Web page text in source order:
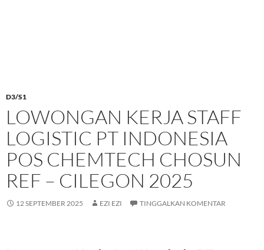
D3/S1
LOWONGAN KERJA STAFF
LOGISTIC PT INDONESIA
POS CHEMTECH CHOSUN
REF – CILEGON 2025
12 SEPTEMBER 2025 EZI EZI TINGGALKAN KOMENTAR